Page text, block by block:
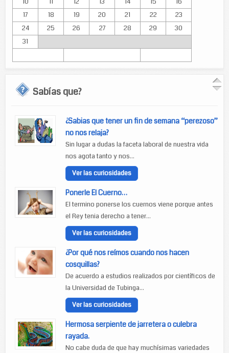
17
18 19 20 21 22
23
24
25 26 27 28 29
30
31
Sabías que?
¿Sabias que tener un fin de semana “perezoso”
no nos relaja?
Sin lugar a dudas la faceta laboral de nuestra vida
nos agota tanto y nos...
Ver las curiosidades
Ponerle El Cuerno…
El termino ponerse los cuernos viene porque antes
el Rey tenia derecho a tener...
Ver las curiosidades
¿Por qué nos reímos cuando nos hacen
cosquillas?
De acuerdo a estudios realizados por científicos de
la Universidad de Tubinga...
Ver las curiosidades
Hermosa serpiente de jarretera o culebra
rayada.
No cabe duda de que hay muchísimas variedades